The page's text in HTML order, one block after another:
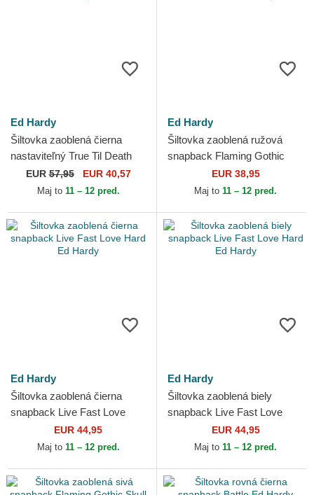
Ed Hardy
Šiltovka zaoblená čierna
nastaviteľný True Til Death
Ed Hardy
EUR57,95 EUR 40,57
Maj to 11 – 12 pred.
Ed Hardy
Šiltovka zaoblená ružová
snapback Flaming Gothic
Skull Washed Ed Hardy
EUR 38,95
Maj to 11 – 12 pred.
Ed Hardy
Šiltovka zaoblená čierna
snapback Live Fast Love
Hard Ed HardyEUR 44,95
Maj to 11 – 12 pred.
Ed Hardy
Šiltovka zaoblená biely
snapback Live Fast Love
Hard Ed HardyEUR 44,95
Maj to 11 – 12 pred.